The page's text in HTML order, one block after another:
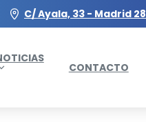
C/ Ayala, 33 - Madrid
CONTACTO